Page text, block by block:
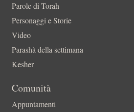
Parole di Torah
Personaggi e Storie
Video
Parashà della settimana
Kesher
Comunità
Appuntamenti